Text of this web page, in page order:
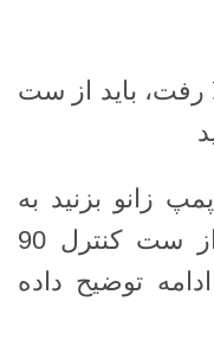
رفت، باید از ست
زانو بزنید به
جای زانو زدن بهتر است از ست کنترل 90
توضیح داده